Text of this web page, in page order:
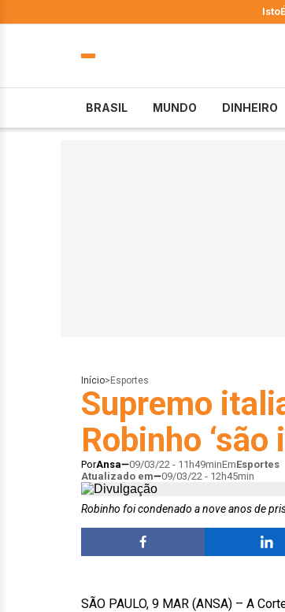
IstoÉ
BRASIL MUNDO DINHEIRO
Início> Esportes
Supremo
Robinho
PorAnsa 09/03/22 - 11h49minEmEsportes
Atualizado em
09/03/22 - 12h45min
Robinho foi condenado a nove anos de
SÃO PAULO, 9 MAR (ANSA) – A